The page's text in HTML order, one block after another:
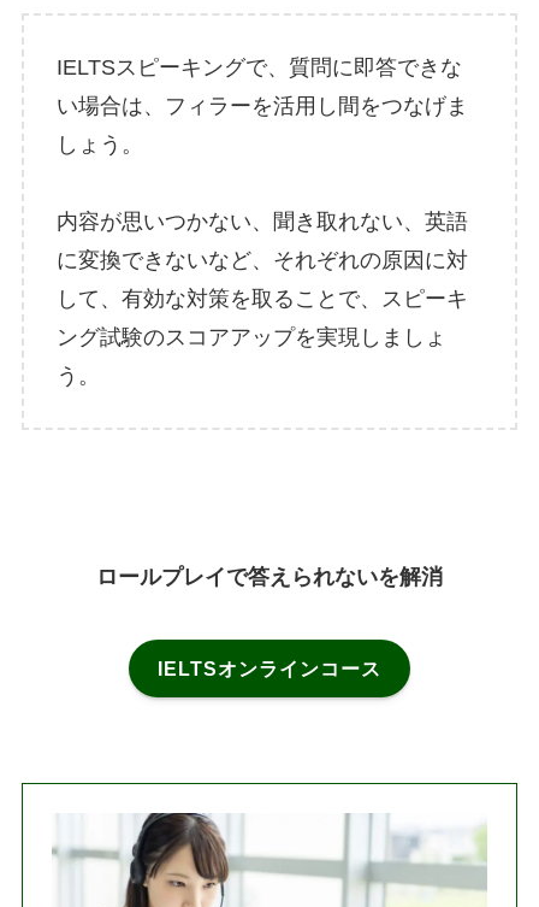
IELTSスピーキングで、質問に即答できな
い場合は、フィラーを活用し間をつなげま
しょう。
内容が思いつかない、聞き取れない、英語
に変換できないなど、それぞれの原因に対
して、有効な対策を取ることで、スピーキ
ング試験のスコアアップを実現しましょ
う。
ロールプレイで答えられないを解消
IELTSオンラインコース